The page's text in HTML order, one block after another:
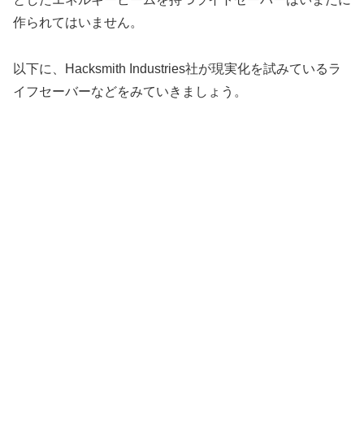
作られてはいません。
以下に、Hacksmith Industries社が現実化を試みているラ
イフセーバーなどをみていきましょう。